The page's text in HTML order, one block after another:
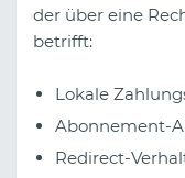
der über eine
betrifft:
Lokale
Abonnement-
Redirect-